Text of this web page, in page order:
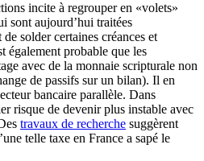
incite à regrouper en «volets»
sont aujourd’hui traitées
solder certaines créances et
également probable que les
avec de la monnaie scripturale non
de passifs sur un bilan). Il en
bancaire parallèle. Dans
risque de devenir plus instable avec
travaux de recherche suggèrent
telle taxe en France a sapé le